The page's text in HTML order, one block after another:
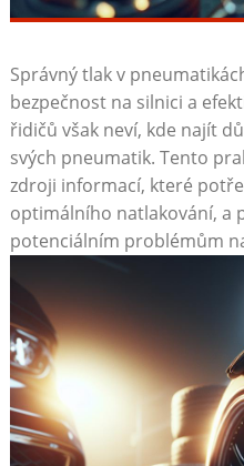
Správný tlak v
‍bezpečnost na silnici a
řidičů ⁤však neví, kde najít
svých pneumatik. Tento
zdroji informací, které
optimálního natlakování, a​
potenciálním problémům